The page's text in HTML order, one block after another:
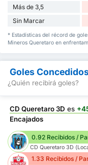
Más de 3,5
Sin Marcar
* Estadísticas del récord de
Mineros Queretaro en
Goles
¿Quién recibirá goles?
CD Queretaro 3D es
Encajados
0.92 Recibidos /
CD Queretaro 3D
1.33 Recibidos /